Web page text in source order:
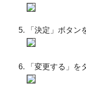
「決定」ボタン
「変更する」を